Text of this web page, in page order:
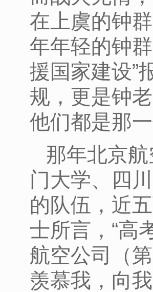
在上虞的钟
年年轻的钟
援国家建设”
规，更是钟
他们都是那
那年北京
门大学、四
的队伍，近
士所言，“高
航空公司（
羡慕我，向